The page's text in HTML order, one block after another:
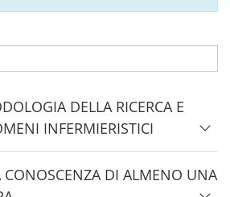
DELLA RICERCA E
INFERMIERISTICI
DI ALMENO UNA